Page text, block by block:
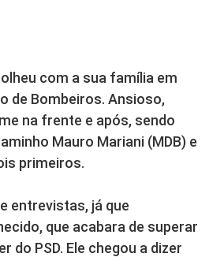
com a sua família em
de Bombeiros. Ansioso,
na frente e após, sendo
Mauro Mariani (MDB) e
primeiros.
entrevistas, já que
que acabara de superar
PSD. Ele chegou a dizer